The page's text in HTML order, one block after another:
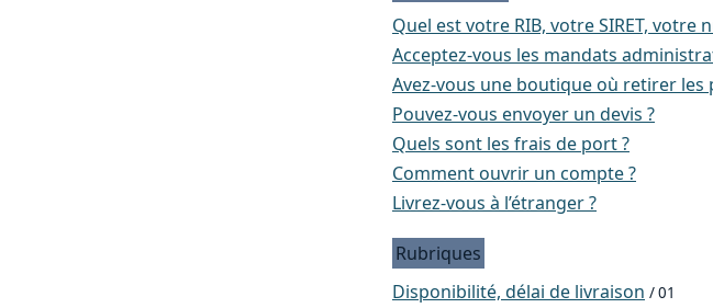
Quel est votre RIB, votre SIRET, votre
Acceptez-vous les mandats
Avez-vous une boutique où retirer les
Pouvez-vous envoyer un devis ?
Quels sont les frais de port ?
Comment ouvrir un compte ?
Livrez-vous à l’étranger ?
Rubriques
Disponibilité, délai de livraison / 01